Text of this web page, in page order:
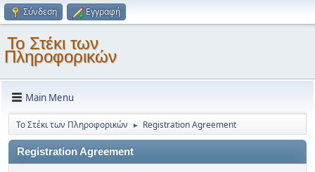
Σύνδεση Εγγραφή
Το Στέκι των
Πληροφορικών
Main Menu
Το Στέκι των Πληροφορικών ► Registration Agreement
Registration Agreement